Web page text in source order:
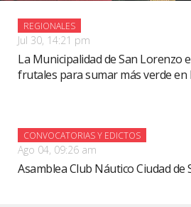
REGIONALES
Jul 30, 14:21 pm
La Municipalidad de San Lorenzo
frutales para sumar más verde en
CONVOCATORIAS Y EDICTOS
Ago 04, 09:26 am
Asamblea Club Náutico Ciudad de